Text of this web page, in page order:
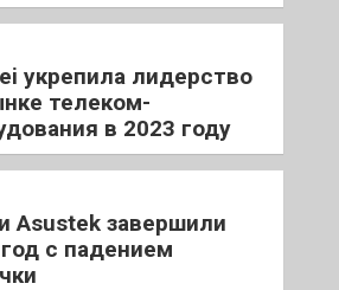
укрепила лидерство
телеком-
в 2023 году
Asustek завершили
с падением